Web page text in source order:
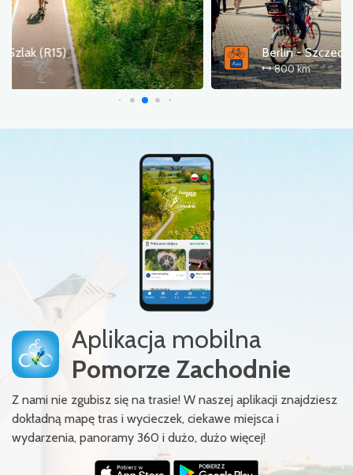
Berlin - Szczecin - Kołobrzeg
800 km
Aplikacja mobilna
Pomorze Zachodnie
Z nami nie zgubisz się na trasie! W naszej aplikacji znajdziesz
dokładną mapę tras i wycieczek, ciekawe miejsca i
wydarzenia, panoramy 360 i dużo, dużo więcej!